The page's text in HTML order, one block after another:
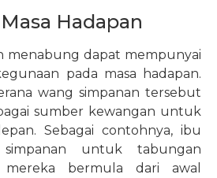
Hadapan
menabung dapat mempunyai
pada masa hadapan.
wang simpanan tersebut
sumber kewangan untuk
Sebagai contohnya, ibu
untuk tabungan
mereka bermula dari awal